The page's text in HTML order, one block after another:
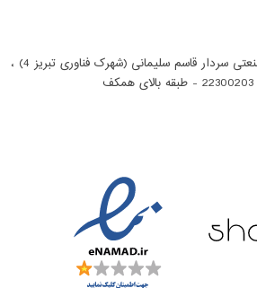
دفتر مرکزی : تبریز - شهرک صنعتی سردار قاسم سلیمانی (شهرک فناوری تبریز 4) ،